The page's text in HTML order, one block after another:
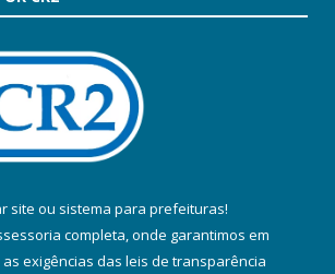
site ou sistema para prefeituras!
completa, onde garantimos em
exigências das leis de transparência